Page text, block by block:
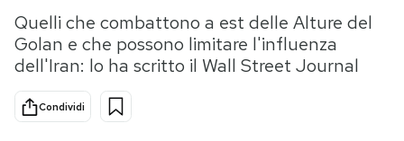
Scienza
Cultura
Sport
Media
Europa
Quelli che combattono a est delle Alture del
Golan e che possono limitare l'influenza
dell'Iran: lo ha scritto il Wall Street Journal
Condividi